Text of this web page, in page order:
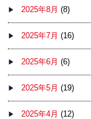
2025年8月 (8)
2025年7月 (16)
2025年6月 (6)
2025年5月 (19)
2025年4月 (12)